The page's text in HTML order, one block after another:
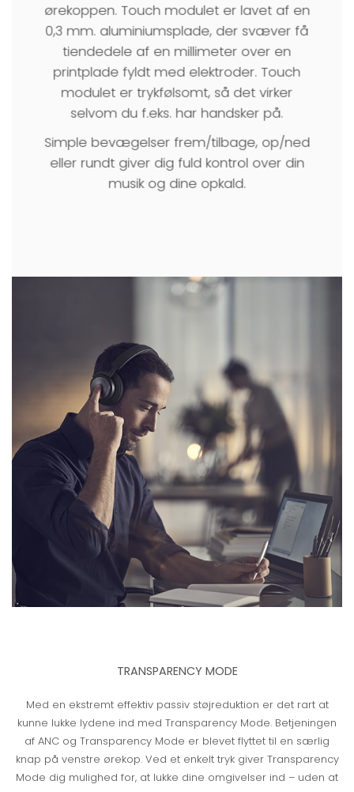
ørekoppen. Touch modulet er lavet af en
0,3 mm. aluminiumsplade, der svæver få
tiendedele af en millimeter over en
printplade fyldt med elektroder. Touch
modulet er trykfølsomt, så det virker
selvom du f.eks. har handsker på.
Simple bevægelser frem/tilbage, op/ned
eller rundt giver dig fuld kontrol over din
musik og dine opkald.
TRANSPARENCY MODE
Med en ekstremt effektiv passiv støjreduktion er det rart at
kunne lukke lydene ind med Transparency Mode. Betjeningen
af ANC og Transparency Mode er blevet flyttet til en særlig
knap på venstre ørekop. Ved et enkelt tryk giver Transparency
Mode dig mulighed for, at lukke dine omgivelser ind – uden at